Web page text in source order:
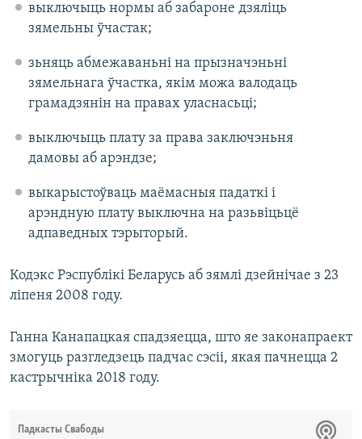
выключыць нормы аб забароне дзяліць
зямельны ўчастак;
зьняць абмежаваньні на прызначэньні
зямельнага ўчастка, якім можа валодаць
грамадзянін на правах уласнасьці;
выключыць плату за права заключэньня
дамовы аб арэндзе;
выкарыстоўваць маёмасныя падаткі і
арэндную плату выключна на разьвіцьцё
адпаведных тэрыторый.
Кодэкс Рэспублікі Беларусь аб зямлі дзейнічае з 23
ліпеня 2008 году.
Ганна Канапацкая спадзяецца, што яе законапраект
змогуць разгледзець падчас сэсіі, якая пачнецца 2
кастрычніка 2018 году.
Падкасты Свабоды